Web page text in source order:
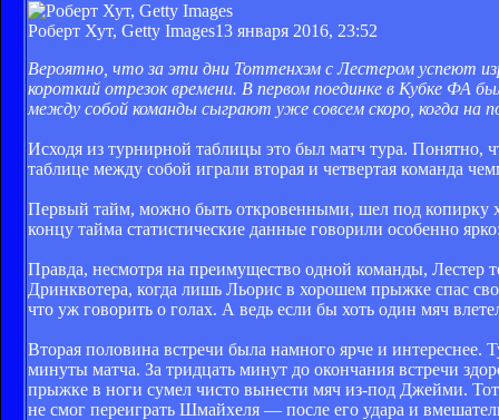
Роберт Хут, Getty Images13 января 2016, 23:52
Вероятно, что за эти дни Тоттенхэм с Лестером успеют
короткий отрезок времени. В первом поединке в Кубке ФА
между собой команды сыграют уже совсем скоро, когда на
Исходя из турнирной таблицы это был матч тура. Понятно,
таблице между собой играли вторая и четвертая команда
Первый тайм, можно быть откровенными, шел под копирку
концу тайма статистические данные говорили особенно
Правда, несмотря на преимущество одной команды, Лестер
Дринквотера, когда лишь Льорис в хорошем прыжке спас
что уж говорить о голах. А ведь если бы хоть один мяч
Вторая половина встречи была намного ярче и интереснее.
минуты матча. За тридцать минут до окончания встречи
прыжке в ноги сумел чисто вынести мяч из-под Джейми.
не смог переиграть Шмайхеля — после его удара и